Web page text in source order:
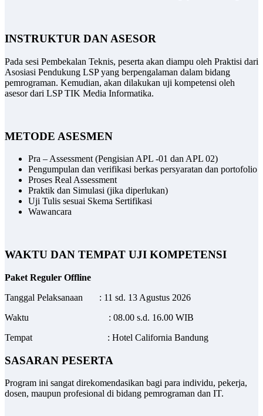
INSTRUKTUR DAN ASESOR
Pada sesi Pembekalan Teknis, peserta akan diampu oleh Praktisi dari
Asosiasi Pendukung LSP yang berpengalaman dalam bidang
pemrograman. Kemudian, akan dilakukan uji kompetensi oleh
asesor dari LSP TIK Media Informatika.
METODE ASESMEN
Pra – Assessment (Pengisian APL -01 dan APL 02)
Pengumpulan dan verifikasi berkas persyaratan dan portofolio
Proses Real Assessment
Praktik dan Simulasi (jika diperlukan)
Uji Tulis sesuai Skema Sertifikasi
Wawancara
WAKTU DAN TEMPAT UJI KOMPETENSI
Paket Reguler Offline
Tanggal Pelaksanaan : 11 sd. 13 Agustus 2026
Waktu : 08.00 s.d. 16.00 WIB
Tempat : Hotel California Bandung
SASARAN PESERTA
Program ini sangat direkomendasikan bagi para individu, pekerja,
dosen, maupun profesional di bidang pemrograman dan IT.